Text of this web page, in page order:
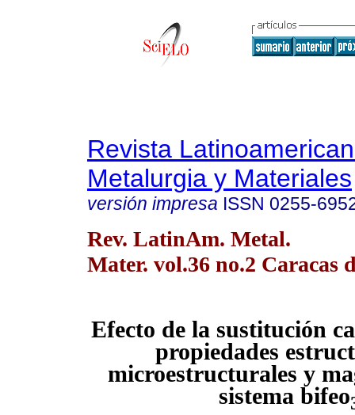
Revista
Metalurgia y Materiales
versión impresa ISSN 0255-
Rev. LatinAm. Metal.
Mater. vol.36 no.2 Caracas
Efecto de la sustitución
propiedades
microestructurales y
sistema bifeo